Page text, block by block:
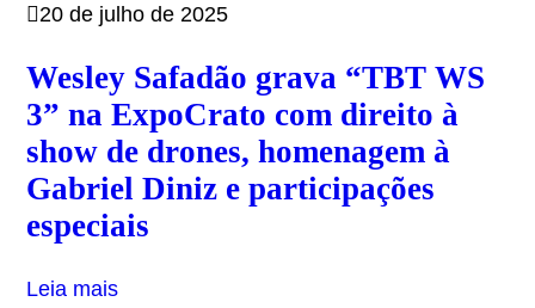
20 de julho de 2025
Wesley Safadão grava “TBT WS
3” na ExpoCrato com direito à
show de drones, homenagem à
Gabriel Diniz e participações
especiais
Leia mais